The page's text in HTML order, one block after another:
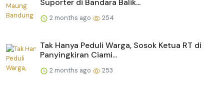
Suporter di Bandara Balik...
2 months ago 254
Tak Hanya Peduli Warga, Sosok Ketua RT di
Panyingkiran Ciami...
2 months ago 253